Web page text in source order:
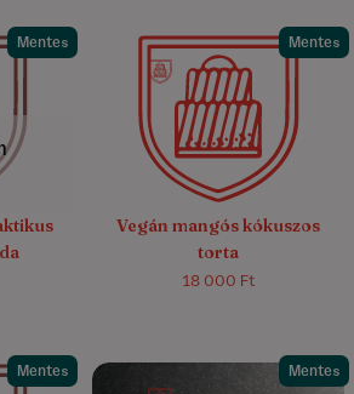
Mentes Mentes
4.6/5 (15)
Vegán mangós kókuszos
torta
18 000 Ft
Mentes Mentes